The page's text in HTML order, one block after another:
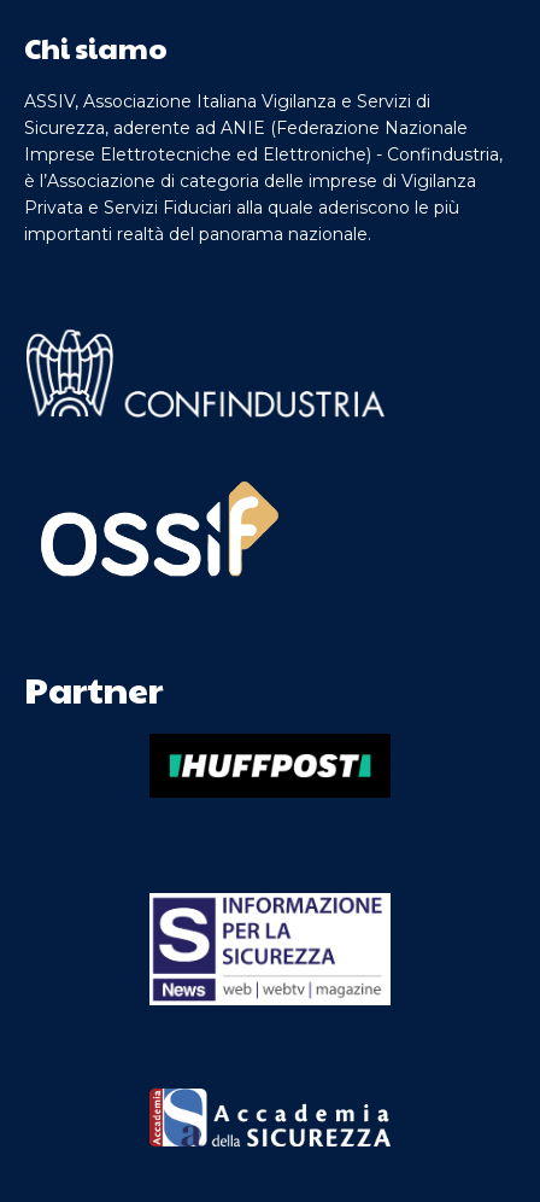
Chi siamo
ASSIV, Associazione Italiana Vigilanza e Servizi di
Sicurezza, aderente ad ANIE (Federazione Nazionale
Imprese Elettrotecniche ed Elettroniche) - Confindustria,
è l’Associazione di categoria delle imprese di Vigilanza
Privata e Servizi Fiduciari alla quale aderiscono le più
importanti realtà del panorama nazionale.
Partner